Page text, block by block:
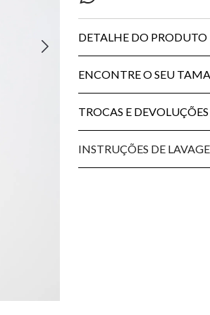
DETALHE DO PRODUTO
ENCONTRE O SEU
TROCAS E DEVOLUÇÕES
INSTRUÇÕES DE